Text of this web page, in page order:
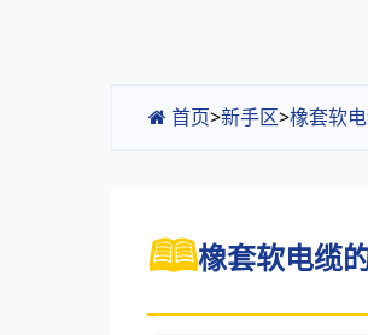
首页>新手区>橡套软
橡套软电缆